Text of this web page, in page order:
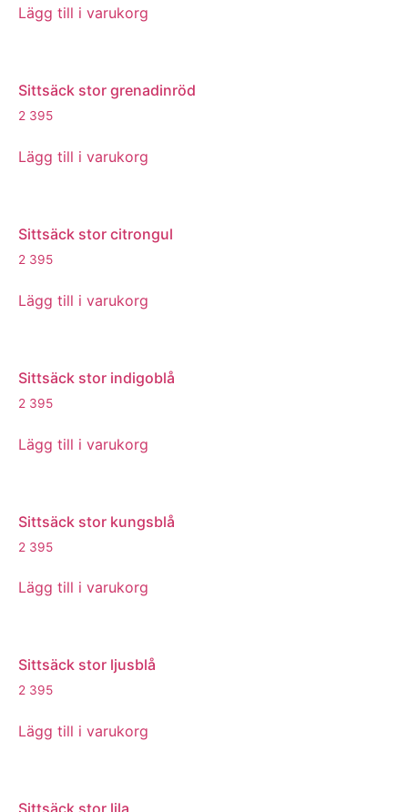
Lägg till i varukorg
Sittsäck stor grenadinröd
2 395
Lägg till i varukorg
Sittsäck stor citrongul
2 395
Lägg till i varukorg
Sittsäck stor indigoblå
2 395
Lägg till i varukorg
Sittsäck stor kungsblå
2 395
Lägg till i varukorg
Sittsäck stor ljusblå
2 395
Lägg till i varukorg